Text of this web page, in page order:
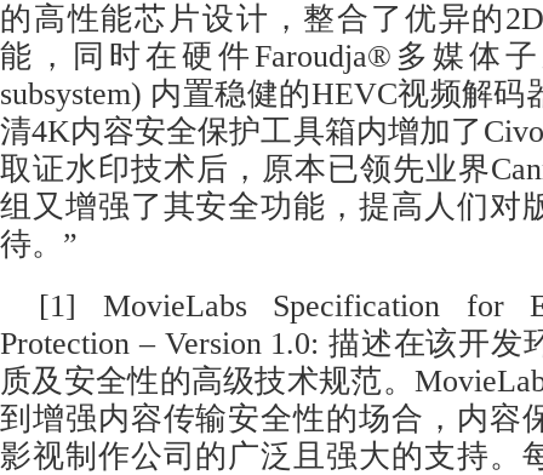
的高性能芯片设计，整合了优异的
能，同时在硬件Faroudja®多媒体子
subsystem) 内置稳健的HEVC视频解
清4K内容安全保护工具箱内增加了
取证水印技术后，原本已领先业界
组又增强了其安全功能，提高人们对
待。”
[1] MovieLabs Specification for
Protection – Version 1.0: 描述在该开
质及安全性的高级技术规范。
到增强内容传输安全性的场合，内容
影视制作公司的广泛且强大的支持。